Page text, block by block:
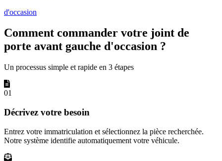
d'occasion
Comment commander votre joint de
porte avant gauche d'occasion ?
Un processus simple et rapide en 3 étapes
01
Décrivez votre besoin
Entrez votre immatriculation et sélectionnez la pièce recherchée.
Notre système identifie automatiquement votre véhicule.